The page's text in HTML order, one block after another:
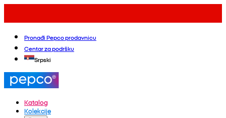
Pronađi Pepco prodavnicu
Centar za podršku
Srpski
Katalog
Kolekcije